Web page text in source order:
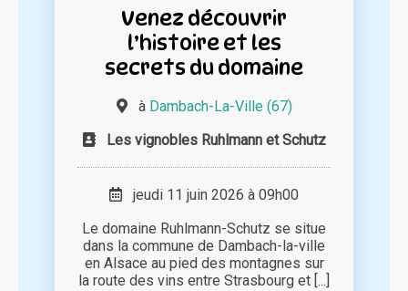
Venez découvrir
l’histoire et les
secrets du domaine
à Dambach-La-Ville (67)
Les vignobles Ruhlmann et Schutz
jeudi 11 juin 2026 à 09h00
Le domaine Ruhlmann-Schutz se situe
dans la commune de Dambach-la-ville
en Alsace au pied des montagnes sur
la route des vins entre Strasbourg et [...]